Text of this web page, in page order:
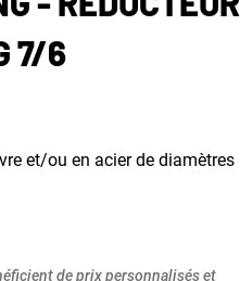
7/6
et/ou en acier de diamètres
de prix personnalisés et